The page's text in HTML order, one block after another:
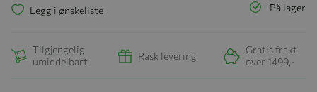
På lager
Legg i ønskeliste
Tilgjengelig
umiddelbart
Rask levering
Gratis frakt
over 1499,-